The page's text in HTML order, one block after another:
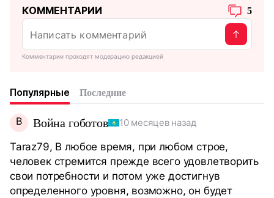
КОММЕНТАРИИ 5
Комментарии проходят модерацию редакцией
Популярные Последние
В Война гоботов 10 месяцев назад
Taraz79, В любое время, при любом строе,
человек стремится прежде всего удовлетворить
свои потребности и потом уже достигнув
определенного уровня, возможно, он будет